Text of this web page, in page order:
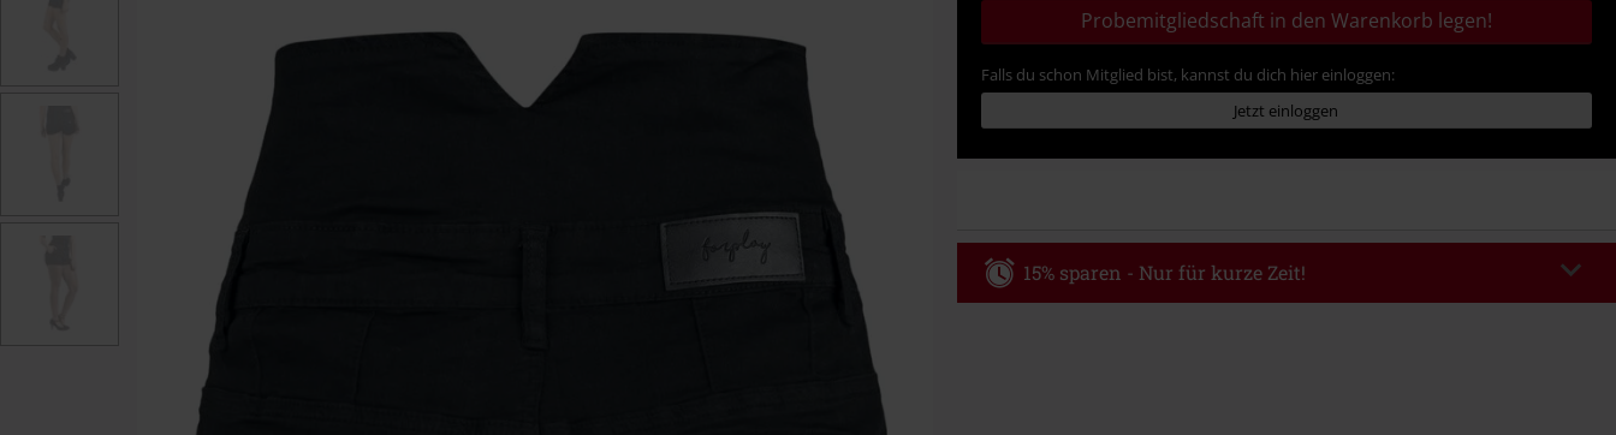
Probemitgliedschaft in den Warenkorb legen!
Falls du schon Mitglied bist, kannst du dich hier einloggen:
Jetzt einloggen
15% sparen - Nur für kurze Zeit!